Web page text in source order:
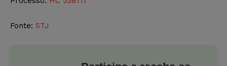
Fonte: STJ